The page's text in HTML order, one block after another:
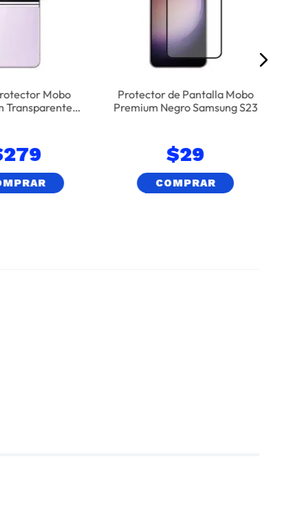
Mobo
Transparente
279
Protector de Pantalla Mobo
Premium Negro Samsung S23
$29
COMPRAR